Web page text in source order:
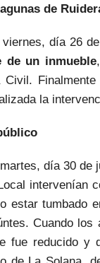
de
día 26
de un inmueble
la
día 30 de
intervenían
estar tumbado
Cuando
fue reducido y